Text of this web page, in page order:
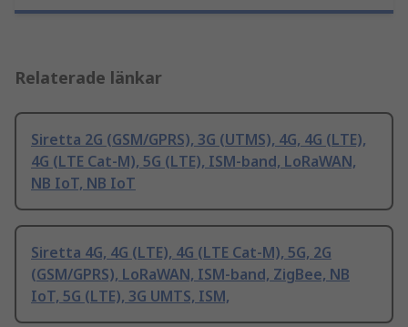
Relaterade länkar
Siretta 2G (GSM/GPRS), 3G (UTMS), 4G, 4G (LTE),
4G (LTE Cat-M), 5G (LTE), ISM-band, LoRaWAN,
NB IoT, NB IoT
Siretta 4G, 4G (LTE), 4G (LTE Cat-M), 5G, 2G
(GSM/GPRS), LoRaWAN, ISM-band, ZigBee, NB
IoT, 5G (LTE), 3G UMTS, ISM,